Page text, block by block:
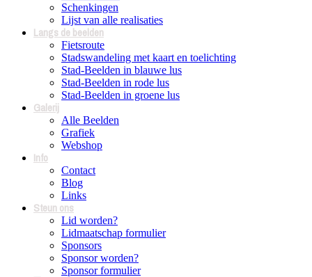
Schenkingen
Lijst van alle realisaties
Langs de beelden
Fietsroute
Stadswandeling met kaart en toelichting
Stad-Beelden in blauwe lus
Stad-Beelden in rode lus
Stad-Beelden in groene lus
Galerij
Alle Beelden
Grafiek
Webshop
Info
Contact
Blog
Links
Steun ons
Lid worden?
Lidmaatschap formulier
Sponsors
Sponsor worden?
Sponsor formulier